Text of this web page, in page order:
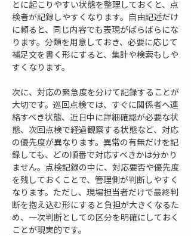
とに起こりやすい状態を整理しておくと、点
検者が記録しやすくなります。自由記述だけ
に頼ると、同じ内容でも表現がばらばらにな
ります。分類を用意しておき、必要に応じて
補足文を書く形にすると、集計や検索もしや
すくなります。
次に、対応の緊急度を分けて記録することが
大切です。巡回点検では、すぐに関係者へ連
絡すべき状態、近日中に詳細確認が必要な状
態、次回点検で経過観察する状態など、対応
の優先度が異なります。異常の有無だけを記
録しても、どの順番で対応すべきかは分かり
ません。点検記録の中に、対応要否や優先度
を残しておくことで、管理側が判断しやすく
なります。ただし、現場担当者だけで最終判
断を抱え込む形にすると負担が大きくなるた
め、一次判断としての区分を明確にしておく
ことが現実的です。